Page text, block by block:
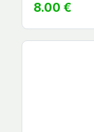
8.00 €